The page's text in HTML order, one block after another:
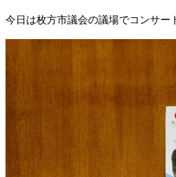
今日は枚方市議会の議場でコンサー